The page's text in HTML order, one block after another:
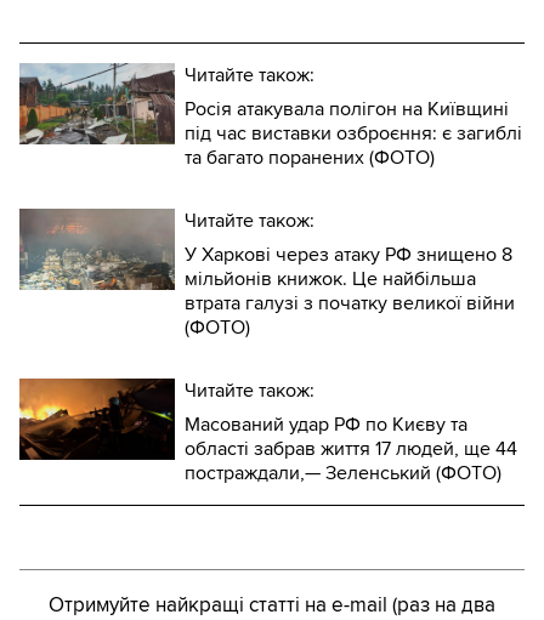
Читайте також:
Росія атакувала полігон на Київщині
під час виставки озброєння: є загиблі
та багато поранених (ФОТО)
Читайте також:
У Харкові через атаку РФ знищено 8
мільйонів книжок. Це найбільша
втрата галузі з початку великої війни
(ФОТО)
Читайте також:
Масований удар РФ по Києву та
області забрав життя 17 людей, ще 44
постраждали,— Зеленський (ФОТО)
Отримуйте найкращі статті на e-mail (раз на два